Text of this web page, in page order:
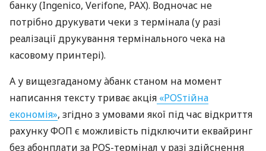
банку (Ingenico, Verifone, PAX). Водночас не
потрібно друкувати чеки з термінала (у разі
реалізації друкування термінального чека на
касовому принтері).
А у вищезгаданому àбанк станом на момент
написання тексту триває акція «POSтійна
економія», згідно з умовами якої під час відкриття
рахунку ФОП є можливість підключити еквайринг
без абонплати за POS-термінал у разі здійснення